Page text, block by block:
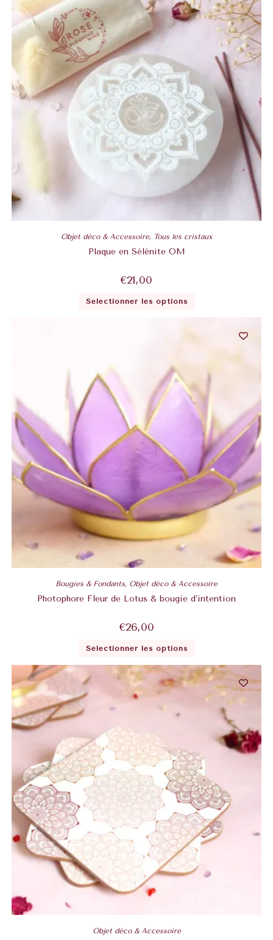
Objet déco & Accessoire, Tous les cristaux
Plaque en Sélénite OM
€21,00
Sélectionner les options
Bougies & Fondants, Objet déco & Accessoire
Photophore Fleur de Lotus & bougie d’intention
€26,00
Sélectionner les options
Objet déco & Accessoire